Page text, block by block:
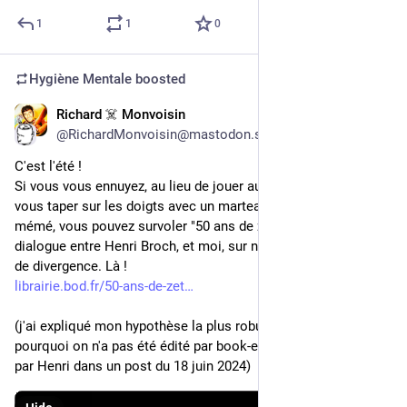
1 1 0
Hygiène Mentale boosted
Richard ☠️ Monvoisin
@RichardMonvoisin@mastodon.social
C'est l'été !
Si vous vous ennuyez, au lieu de jouer aux 1000 bornes et
vous taper sur les doigts avec un marteau, comme disait ma
mémé, vous pouvez survoler "50 ans de zététique", un
dialogue entre Henri Broch, et moi, sur nos points d'accord et
de divergence. Là !
librairie.bod.fr/50-ans-de-zet
(j'ai expliqué mon hypothèse la plus robuste sur la raison de
pourquoi on n'a pas été édité par book-e-book, pourtant créée
par Henri dans un post du 18 juin 2024)